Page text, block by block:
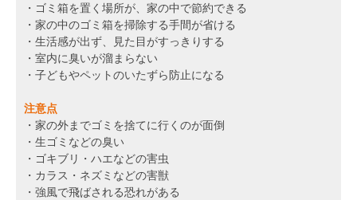
・ゴミ箱を置く場所が、家の中で節約できる
・家の中のゴミ箱を掃除する手間が省ける
・生活感が出ず、見た目がすっきりする
・室内に臭いが溜まらない
・子どもやペットのいたずら防止になる
注意点
・家の外までゴミを捨てに行くのが面倒
・生ゴミなどの臭い
・ゴキブリ・ハエなどの害虫
・カラス・ネズミなどの害獣
・強風で飛ばされる恐れがある